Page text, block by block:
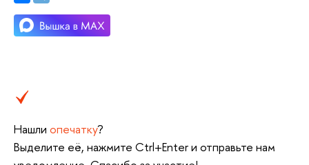
Нашли опечатку?
ыделите её, нажмите Ctrl+Enter и отправьте нам